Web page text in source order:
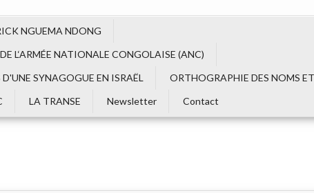
NGUEMA NDONG
L‘ARMÉE NATIONALE CONGOLAISE (ANC)
SYNAGOGUE EN ISRAËL
ORTHOGRAPHIE DES NOMS
LA TRANSE Newsletter Contact